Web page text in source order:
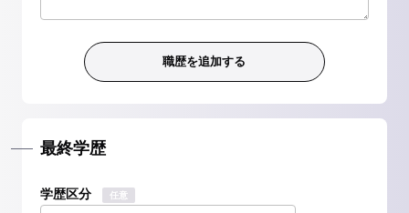
最終学歴
学歴区分 任意